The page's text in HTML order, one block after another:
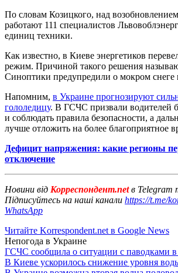
По словам Козицкого, над
работают 111 специалистов
единиц техники.
Как известно, в Киеве энергетиков
режим. Причиной такого решения
Синоптики предупредили о мокром снеге
Напомним, в Украине прогнозируют
гололедицу. В ГСЧС призвали водителей
и соблюдать правила безопасности, а
лучше отложить на более благоприятное
Дефицит напряжения: какие регионы
отключение
Новини від Корреспондент.netв Telegram
Підписуйтесь на наші канали https://t.me/
WhatsApp
Читайте Korrespondent.net в Google News
Непогода в Украине
ГСЧС сообщила о ситуации с паводками
В Киеве ускорилось снижение уровня